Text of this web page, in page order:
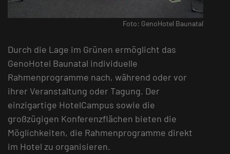
Foto: GenoHotel Baunatal
Durch die Lage im Grünen ermöglicht das
GenoHotel Baunatal individuelle
Rahmenprogramme nach, während oder vor
ihrer Veranstaltung oder Tagung. Der
einzigartige HotelCampus sowie die
großzügigen Konferenzflächen bieten die
Möglichkeiten, die Rahmenprogramme direkt
im Hotel zu organisieren.